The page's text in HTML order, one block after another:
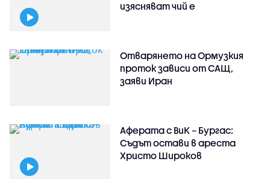
изясняват чий е
Отварянето на Ормузкия
проток зависи от САЩ,
заяви Иран
Аферата с ВиК – Бургас:
Съдът остави в ареста
Христо Широков